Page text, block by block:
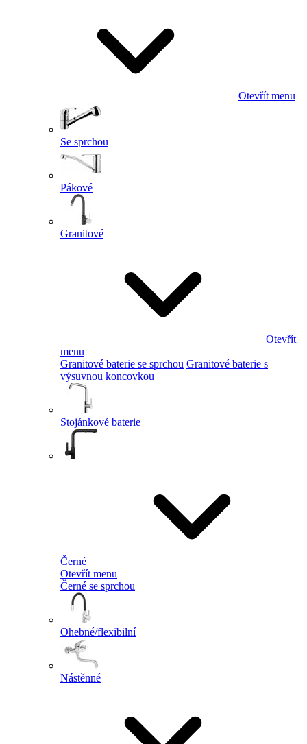
Otevřít menu
Se sprchou
Pákové
Granitové
Otevřít
menu
Granitové baterie se sprchou Granitové baterie s
výsuvnou koncovkou
Stojánkové baterie
Černé
Otevřít menu
Černé se sprchou
Ohebné/flexibilní
Nástěnné